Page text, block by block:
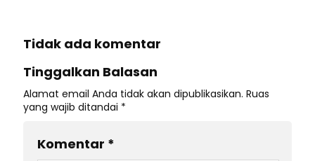
Tidak ada komentar
Tinggalkan Balasan
Alamat email Anda tidak akan dipublikasikan. Ruas
yang wajib ditandai *
Komentar *